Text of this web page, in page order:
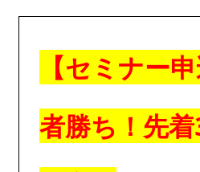
【セミナー
者勝ち！先